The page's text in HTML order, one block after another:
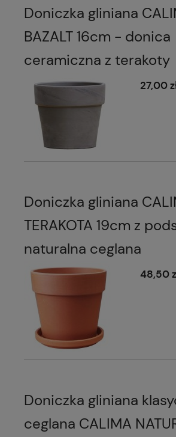
Doniczka gliniana
BAZALT 16cm - donica
ceramiczna z terakoty
27,00
Doniczka gliniana
TERAKOTA 19cm z
naturalna ceglana
48,50
Doniczka gliniana
ceglana CALIMA